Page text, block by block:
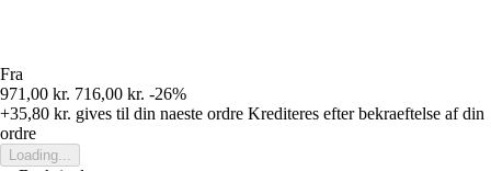
Fra
971,00 kr. 716,00 kr. -26%
+35,80 kr. gives til din naeste ordre Krediteres efter bekraeftelse af din
ordre
Loading...